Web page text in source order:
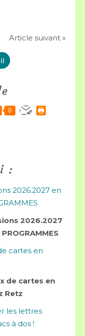
Article suivant »
0
:
2026.2027
de cartes en
Retz